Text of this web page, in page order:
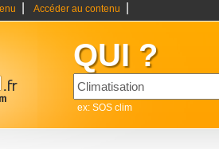
Accéder au contenu
QUI ?
ex: SOS clim